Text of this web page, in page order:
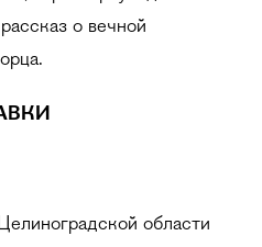
о вечной
области